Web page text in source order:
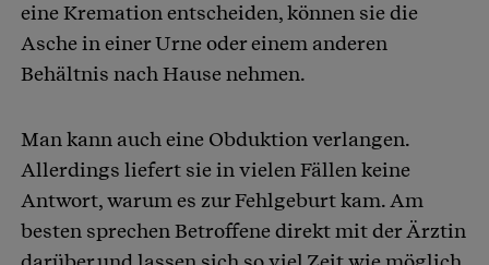
eine Kremation entscheiden, können sie die
Asche in einer Urne oder einem anderen
Behältnis nach Hause nehmen.
Man kann auch eine Obduktion verlangen.
Allerdings liefert sie in vielen Fällen keine
Antwort, warum es zur Fehlgeburt kam. Am
besten sprechen Betroffene direkt mit der Ärztin